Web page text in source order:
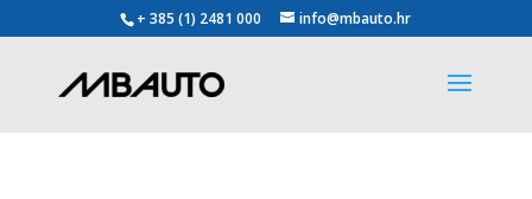
+ 385 (1) 2481 000 info@mbauto.hr